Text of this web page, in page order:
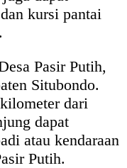
kursi pantai
Pasir Putih,
Situbondo.
dari
dapat
atau kendaraan
Putih.